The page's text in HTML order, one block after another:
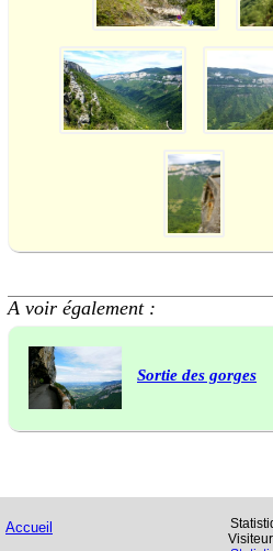
A voir également :
Sortie des gorges
Accueil